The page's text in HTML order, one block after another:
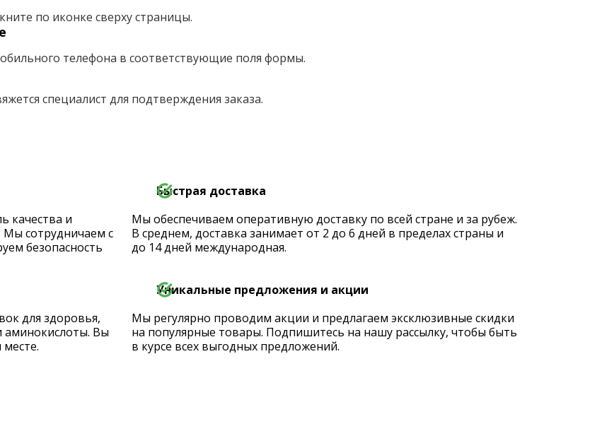
по иконке сверху страницы.
телефона в соответствующие поля формы.
специалист для подтверждения заказа.
качества и
сотрудничаем с
безопасность
Быстрая доставка
Мы обеспечиваем оперативную доставку по всей стране и за рубеж.
В среднем, доставка занимает от 2 до 6 дней в пределах страны и
до 14 дней международная.
для здоровья,
Вы
Уникальные предложения и акции
Мы регулярно проводим акции и предлагаем эксклюзивные скидки
на популярные товары. Подпишитесь на нашу рассылку, чтобы быть
в курсе всех выгодных предложений.